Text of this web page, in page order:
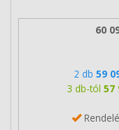
60
2 db 59
3 db-tól 57